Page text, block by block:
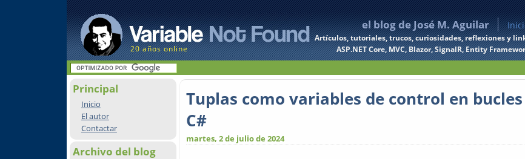
20 años online
el blog de José M. Aguilar
Artículos, tutoriales, trucos, curiosidades, reflexiones y
ASP.NET Core, MVC, Blazor, SignalR, Entity
Principal
Inicio
El autor
Contactar
Archivo del blog
Tuplas como variables de control en
C#
martes, 2 de julio de 2024